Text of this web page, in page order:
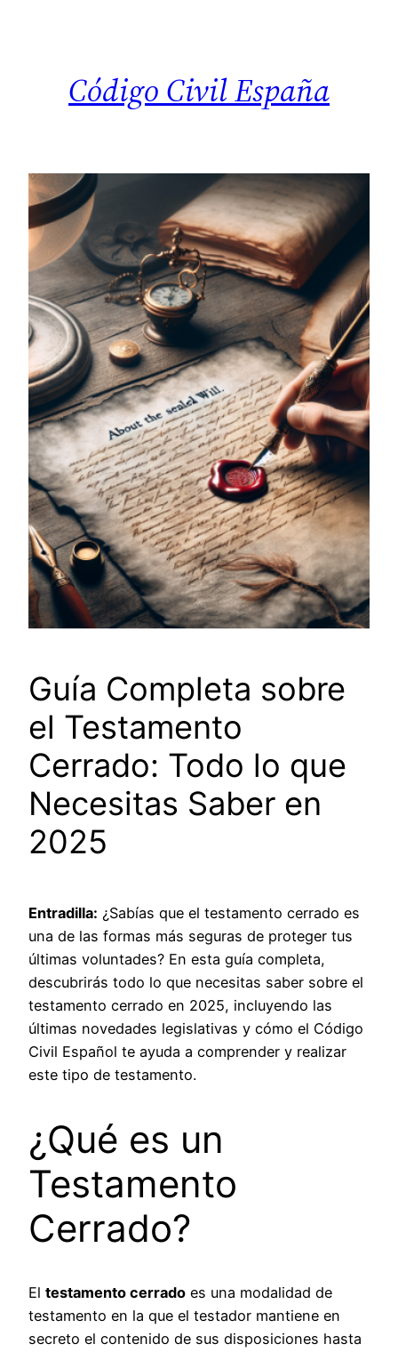
Código Civil España
Guía Completa sobre
el Testamento
Cerrado: Todo lo que
Necesitas Saber en
2025
Entradilla: ¿Sabías que el testamento cerrado es
una de las formas más seguras de proteger tus
últimas voluntades? En esta guía completa,
descubrirás todo lo que necesitas saber sobre el
testamento cerrado en 2025, incluyendo las
últimas novedades legislativas y cómo el Código
Civil Español te ayuda a comprender y realizar
este tipo de testamento.
¿Qué es un
Testamento
Cerrado?
El testamento cerrado es una modalidad de
testamento en la que el testador mantiene en
secreto el contenido de sus disposiciones hasta